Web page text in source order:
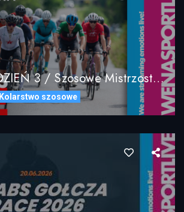
NA ŻYWO DZIEŃ 3 / Szosowe Mistrzostwa Polski 27.06.2026 / LIVE DAY3
Kolarstwo szosowe